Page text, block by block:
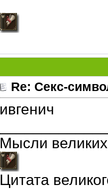
Re: Секс-
ивгенич
Мысли
Цитата